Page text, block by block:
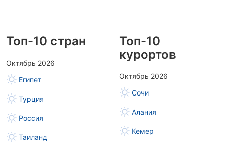
Топ-10 стран
Октябрь 2026
Египет
Турция
Россия
Таиланд
Топ-10
курортов
Октябрь 2026
Сочи
Алания
Кемер